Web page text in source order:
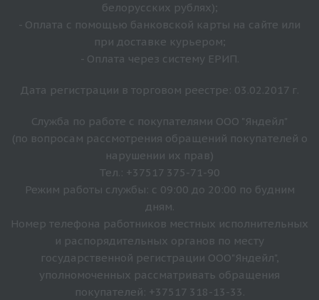
белорусских рублях);
- Оплата с помощью банковской карты на сайте или
при доставке курьером;
- Оплата через систему ЕРИП.
Дата регистрации в торговом реестре: 03.02.2017 г.
Служба по работе с покупателями ООО "Яндейл"
(по вопросам рассмотрения обращений покупателей о
нарушении их прав)
Тел.: +37517 375-71-90
Режим работы службы: с 09:00 до 20:00 по будним
дням.
Номер телефона работников местных исполнительных
и распорядительных органов по месту
государственной регистрации ООО"Яндейл",
уполномоченных рассматривать обращения
покупателей: +37517 318-13-33.